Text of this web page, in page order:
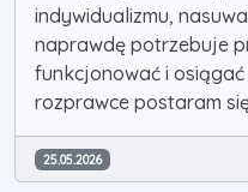
indywidualizmu,
naprawdę potrzebuje
funkcjonować i osiągać
rozprawce postaram
25.05.2026